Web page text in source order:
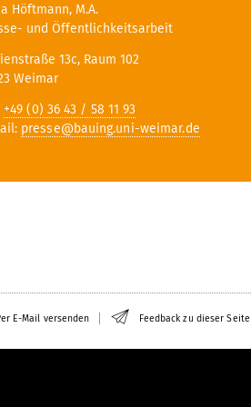
Höftmann, M.A.
und Öffentlichkeitsarbeit
13c, Raum 102
Weimar
+49 (0) 36 43 / 58 11 93
presse@bauing.uni-weimar.de
E-Mail versenden Feedback zu dieser Seite